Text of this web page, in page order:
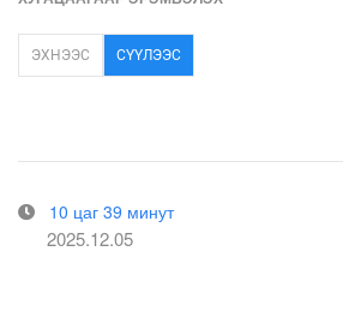
ЭХНЭЭС СҮҮЛЭЭС
10 цаг 39 минут
2025.12.05